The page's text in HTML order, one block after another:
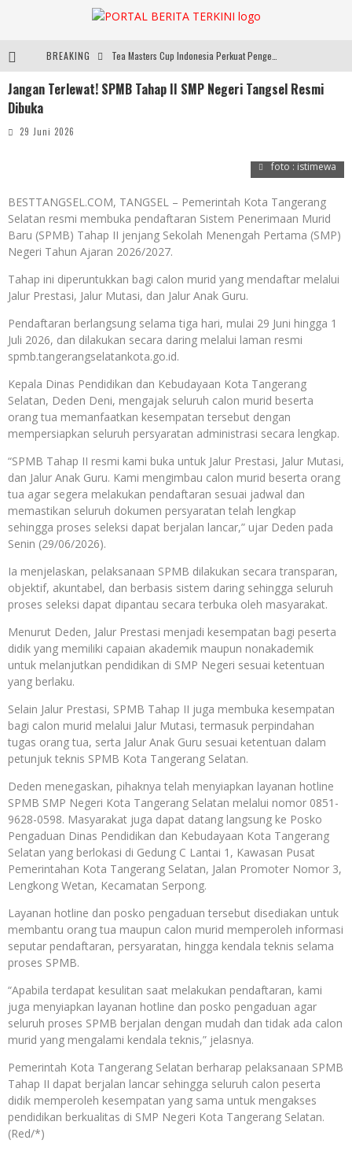
BREAKING
Dari Lapangan Sekolah ke Podium Juara: SMP KP Ciparay dan SMP 1 Kutawaringin Menangi Puncak PLN Mobile
Jangan Terlewat! SPMB Tahap II SMP Negeri Tangsel Resmi
Dibuka
29 Juni 2026
foto : istimewa
BESTTANGSEL.COM, TANGSEL – Pemerintah Kota Tangerang
Selatan resmi membuka pendaftaran Sistem Penerimaan Murid
Baru (SPMB) Tahap II jenjang Sekolah Menengah Pertama (SMP)
Negeri Tahun Ajaran 2026/2027.
Tahap ini diperuntukkan bagi calon murid yang mendaftar melalui
Jalur Prestasi, Jalur Mutasi, dan Jalur Anak Guru.
Pendaftaran berlangsung selama tiga hari, mulai 29 Juni hingga 1
Juli 2026, dan dilakukan secara daring melalui laman resmi
spmb.tangerangselatankota.go.id.
Kepala Dinas Pendidikan dan Kebudayaan Kota Tangerang
Selatan, Deden Deni, mengajak seluruh calon murid beserta
orang tua memanfaatkan kesempatan tersebut dengan
mempersiapkan seluruh persyaratan administrasi secara lengkap.
“SPMB Tahap II resmi kami buka untuk Jalur Prestasi, Jalur Mutasi,
dan Jalur Anak Guru. Kami mengimbau calon murid beserta orang
tua agar segera melakukan pendaftaran sesuai jadwal dan
memastikan seluruh dokumen persyaratan telah lengkap
sehingga proses seleksi dapat berjalan lancar,” ujar Deden pada
Senin (29/06/2026).
Ia menjelaskan, pelaksanaan SPMB dilakukan secara transparan,
objektif, akuntabel, dan berbasis sistem daring sehingga seluruh
proses seleksi dapat dipantau secara terbuka oleh masyarakat.
Menurut Deden, Jalur Prestasi menjadi kesempatan bagi peserta
didik yang memiliki capaian akademik maupun nonakademik
untuk melanjutkan pendidikan di SMP Negeri sesuai ketentuan
yang berlaku.
Selain Jalur Prestasi, SPMB Tahap II juga membuka kesempatan
bagi calon murid melalui Jalur Mutasi, termasuk perpindahan
tugas orang tua, serta Jalur Anak Guru sesuai ketentuan dalam
petunjuk teknis SPMB Kota Tangerang Selatan.
Deden menegaskan, pihaknya telah menyiapkan layanan hotline
SPMB SMP Negeri Kota Tangerang Selatan melalui nomor 0851-
9628-0598. Masyarakat juga dapat datang langsung ke Posko
Pengaduan Dinas Pendidikan dan Kebudayaan Kota Tangerang
Selatan yang berlokasi di Gedung C Lantai 1, Kawasan Pusat
Pemerintahan Kota Tangerang Selatan, Jalan Promoter Nomor 3,
Lengkong Wetan, Kecamatan Serpong.
Layanan hotline dan posko pengaduan tersebut disediakan untuk
membantu orang tua maupun calon murid memperoleh informasi
seputar pendaftaran, persyaratan, hingga kendala teknis selama
proses SPMB.
“Apabila terdapat kesulitan saat melakukan pendaftaran, kami
juga menyiapkan layanan hotline dan posko pengaduan agar
seluruh proses SPMB berjalan dengan mudah dan tidak ada calon
murid yang mengalami kendala teknis,” jelasnya.
Pemerintah Kota Tangerang Selatan berharap pelaksanaan SPMB
Tahap II dapat berjalan lancar sehingga seluruh calon peserta
didik memperoleh kesempatan yang sama untuk mengakses
pendidikan berkualitas di SMP Negeri Kota Tangerang Selatan.
(Red/*)